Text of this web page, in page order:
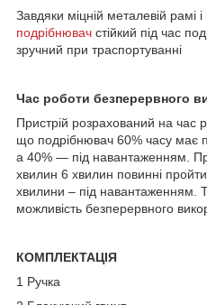
Завдяки міцній металевій рамі
подрібнювач стійкий під час
зручний при траспортуванні
Час роботи безперервного
Пристрій розрахований на час
що подрібнювач 60% часу має
а 40% — під навантаженням.
хвилин 6 хвилин повинні
хвилини – під навантаженням.
можливість безперервного
КОМПЛЕКТАЦІЯ
1 Ручка